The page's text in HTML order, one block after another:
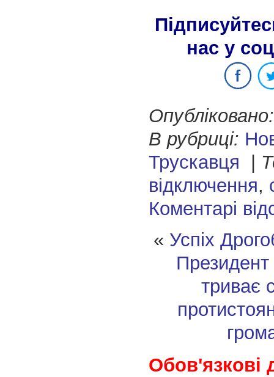
нас у
Опубліковано:
В рубриці:
Трускавця
відключення,
Коментарі
« Успіх
Президент
триває
Обов'язкові